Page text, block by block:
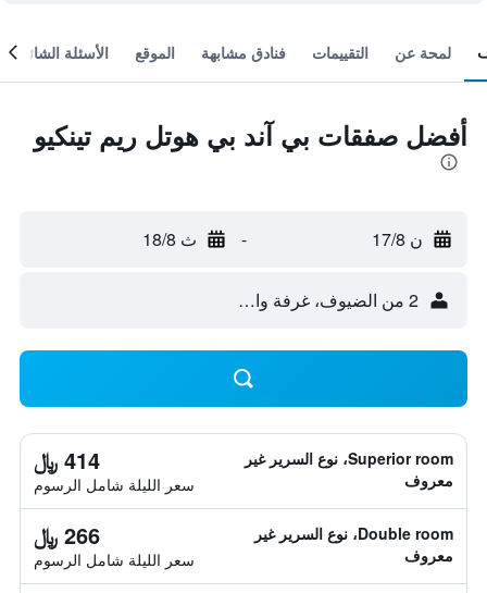
لمحة عن التقييمات فنادق مشابهة الموقع الأسئلة الشائعة
أفضل صفقات بي آند بي هوتل ريم تينكيو
ن 17/8 - ث 18/8
2 من الضيوف، غرفة واحدة
Superior room، نوع السرير غير
معروف
414 ﷼
سعر الليلة شامل الرسوم
Double room، نوع السرير غير
معروف
266 ﷼
سعر الليلة شامل الرسوم